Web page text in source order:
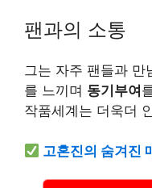
팬과의 소통
그는 자주 팬들과 만
를 느끼며 동기부여
작품세계는 더욱더
고혼진의 숨겨진